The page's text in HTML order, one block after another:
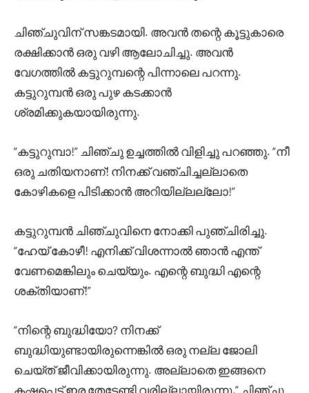
ചിഞ്ചുവിന് സങ്കടമായി. അവൻ തന്റെ കൂട്ടുകാരെ
രക്ഷിക്കാൻ ഒരു വഴി ആലോചിച്ചു. അവൻ
വേഗത്തിൽ കട്ടുറുമ്പന്റെ പിന്നാലെ പറന്നു.
കട്ടുറുമ്പൻ ഒരു പുഴ കടക്കാൻ
ശ്രമിക്കുകയായിരുന്നു.
“കട്ടുറുമ്പാ!” ചിഞ്ചു ഉച്ചത്തിൽ വിളിച്ചു പറഞ്ഞു. “നീ
ഒരു ചതിയനാണ്! നിനക്ക് വഞ്ചിച്ചല്ലാതെ
കോഴികളെ പിടിക്കാൻ അറിയില്ലല്ലോ!”
കട്ടുറുമ്പൻ ചിഞ്ചുവിനെ നോക്കി പുഞ്ചിരിച്ചു.
“ഹേയ് കോഴീ! എനിക്ക് വിശന്നാൽ ഞാൻ എന്ത്
വേണമെങ്കിലും ചെയ്യും. എന്റെ ബുദ്ധി എന്റെ
ശക്തിയാണ്!”
“നിന്റെ ബുദ്ധിയോ? നിനക്ക്
ബുദ്ധിയുണ്ടായിരുന്നെങ്കിൽ ഒരു നല്ല ജോലി
ചെയ്ത് ജീവിക്കായിരുന്നു. അല്ലാതെ ഇങ്ങനെ
കഷ്ടപ്പെട്ട് ഇര തേടേണ്ടി വരില്ലായിരുന്നു,” ചിഞ്ചു